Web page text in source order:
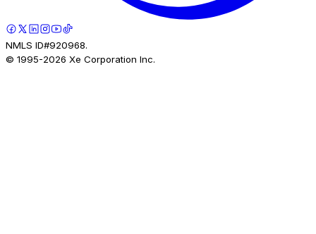
NMLS ID#920968.
© 1995-2026 Xe Corporation Inc.